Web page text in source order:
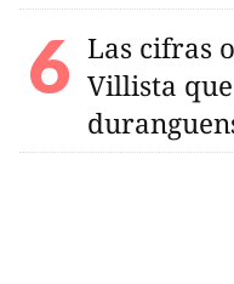
Las cifras
Villista